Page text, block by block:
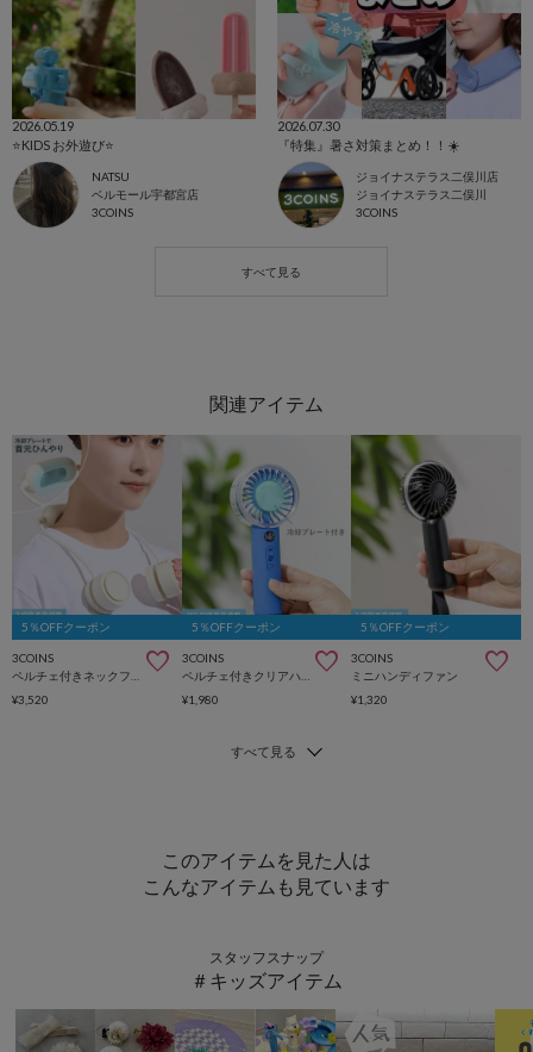
2026.05.19
⭐️KIDS お外遊び⭐️
NATSU
ベルモール宇都宮店
3COINS
2026.07.30
『特集』暑さ対策まとめ！！☀️
ジョイナステラス二俣川店
ジョイナステラス二俣川
3COINS
5％OFFクーポン
3COINS
¥3,520
5％OFFクーポン
3COINS
¥1,980
5％OFFクーポン
3COINS
ミニハンディファン
¥1,320
このアイテムを見た人は
こんなアイテムも見ています
スタッフスナップ
＃キッズアイテム